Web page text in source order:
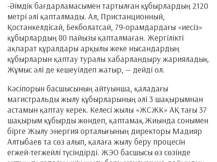
-Әімдік бағдарламасымен тартылған құбырлардың 2120
метрі әлі қапталмады. Ал, Пристанционный,
Қостанкелдісай, Бекболатсай, 79-орамдардағы «иесіз»
құбырлардың 80 пайызы қапталмаған. Жергілікті
ақпарат құралдары арқылы жеке нысандардың
құбырларын қаптау туралы хабарландыру жарияладық.
Жұмыс әлі де кешеуілдеп жатыр, — дейді ол.
Кәсіпорын басшысының айтуынша, қаладағы
магистральды жылу құбырларының әлі 3 шақырымнан
астамын қаптау керек. Келесі жылы «ЖСЖК» АҚ тағы 37
шақырым құбырды жөндеп, қаптамақ.Жиында сонымен
бірге Жылу энергия орталығының директоры Мадияр
Алтыбаев та сөз алып, қалаға жылу беру процесін
егжей-тегжейлі түсіндірді. ЖЭО басшысы өз сөзінде